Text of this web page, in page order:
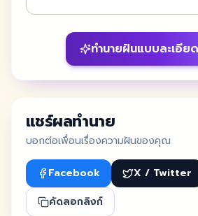
ทำนายฝันแบบละเอีย
แชร์ผลทำนาย
บอกต่อเพื่อนเรื่องความฝันของคุณ
Facebook X / Twitter
คัดลอกลิงก์